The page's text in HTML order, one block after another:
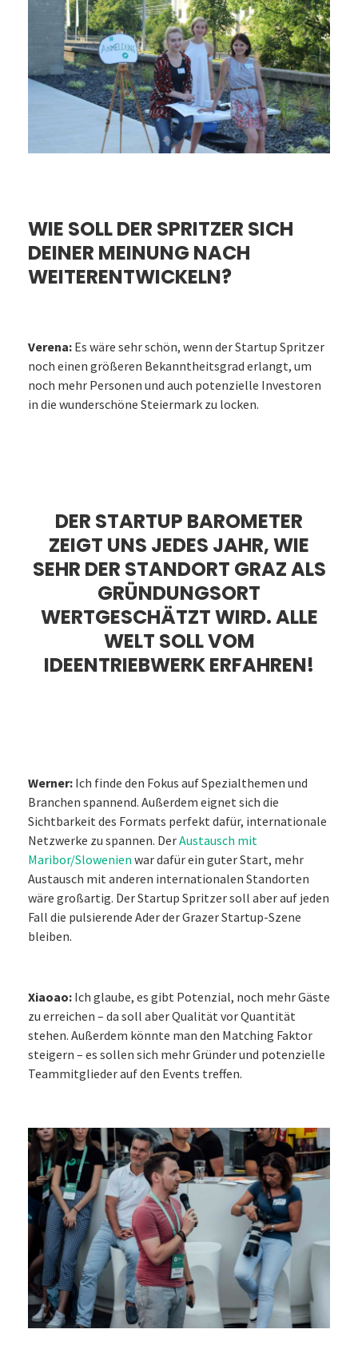
WIE SOLL DER SPRITZER SICH
DEINER MEINUNG NACH
WEITERENTWICKELN?
Verena: Es wäre sehr schön, wenn der Startup Spritzer
noch einen größeren Bekanntheitsgrad erlangt, um
noch mehr Personen und auch potenzielle Investoren
in die wunderschöne Steiermark zu locken.
DER STARTUP BAROMETER
ZEIGT UNS JEDES JAHR, WIE
SEHR DER STANDORT GRAZ ALS
GRÜNDUNGSORT
WERTGESCHÄTZT WIRD. ALLE
WELT SOLL VOM
IDEENTRIEBWERK ERFAHREN!
Werner: Ich finde den Fokus auf Spezialthemen und
Branchen spannend. Außerdem eignet sich die
Sichtbarkeit des Formats perfekt dafür, internationale
Netzwerke zu spannen. DerAustausch mit
Maribor/Slowenien war dafür ein guter Start, mehr
Austausch mit anderen internationalen Standorten
wäre großartig. Der Startup Spritzer soll aber auf jeden
Fall die pulsierende Ader der Grazer Startup-Szene
bleiben.
Xiaoao: Ich glaube, es gibt Potenzial, noch mehr Gäste
zu erreichen – da soll aber Qualität vor Quantität
stehen. Außerdem könnte man den Matching Faktor
steigern – es sollen sich mehr Gründer und potenzielle
Teammitglieder auf den Events treffen.